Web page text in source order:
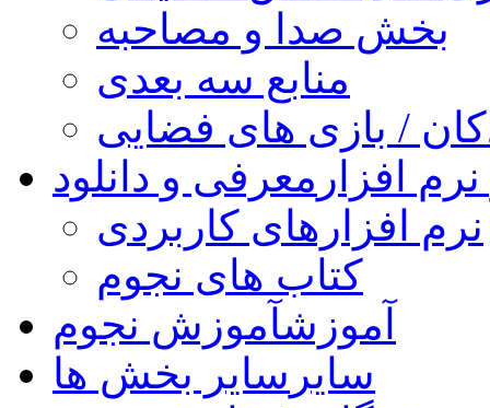
بخش صدا و مصاحبه
منابع سه بعدی
/ بازی های فضایی
افزار معرفی و دانلود
نرم افزارهای کاربردی
کتاب های نجوم
آموزشآموزش نجوم
سایر سایر بخش ها